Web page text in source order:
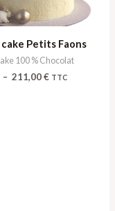
cake Petits Faons
100 % Chocolat
– 211,00€ TTC